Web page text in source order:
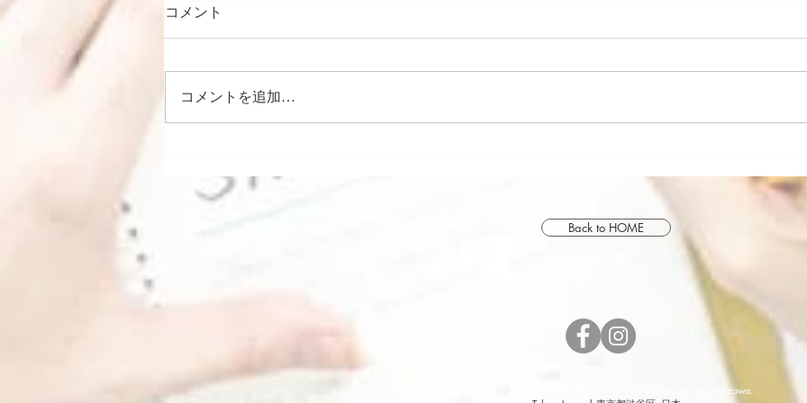
断髪式 千代の国
コメント
コメントを追加…
Back to HOME
© 2018- 2025 TOTAL Workout / Beauty Complex by Tomo Ikezawa.